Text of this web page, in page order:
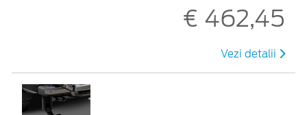
€ 462,45
Vezi detalii